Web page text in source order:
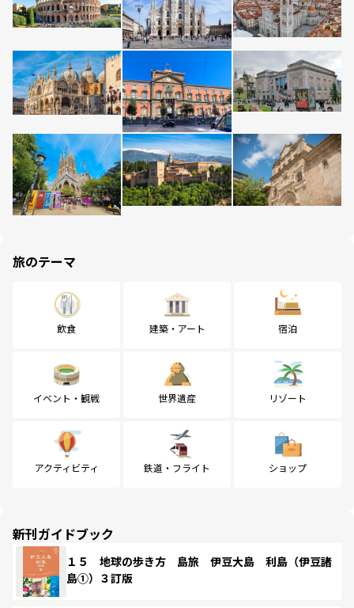
旅のテーマ
飲食 建築・アート 宿泊
イベント・観戦 世界遺産 リゾート
アクティビティ 鉄道・フライト ショップ
新刊ガイドブック
１５ 地球の歩き方 島旅 伊豆大島 利島（伊豆諸
島①）３訂版